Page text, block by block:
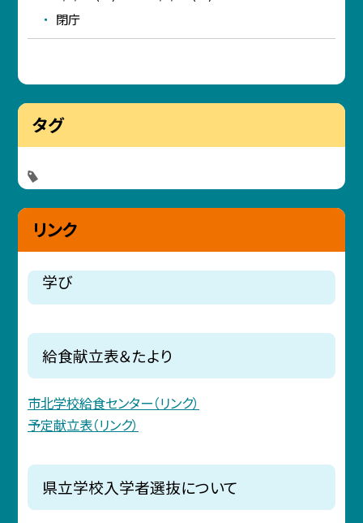
閉庁
タグ
リンク
学び
給食献立表＆たより
市北学校給食センター（リンク）
予定献立表（リンク）
県立学校入学者選抜について